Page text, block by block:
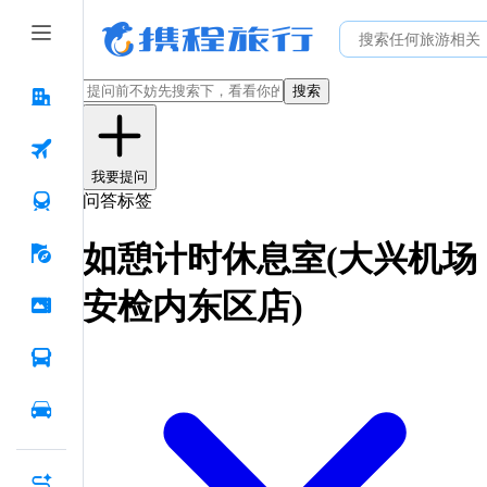
搜索
我要提问
问答标签
如憩计时休息室(大兴机场
安检内东区店)